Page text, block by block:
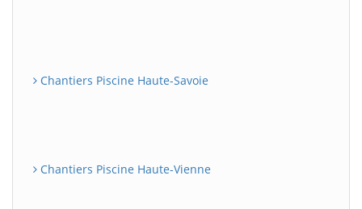
Chantiers Piscine Haute-Savoie
Chantiers Piscine Haute-Vienne